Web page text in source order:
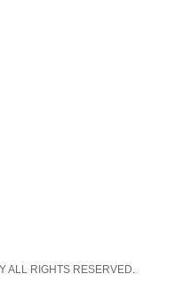
ALL RIGHTS RESERVED.